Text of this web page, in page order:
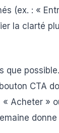
(ex. : «
la clarté
que
CTA
« Acheter »
donne